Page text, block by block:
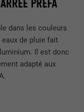
PREFA
dans les couleurs
de pluie fait
Il est donc
adapté aux